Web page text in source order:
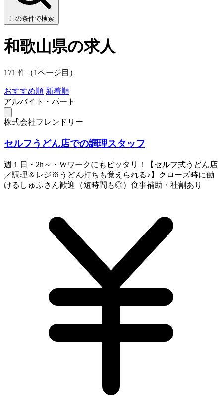
この条件で検索
和歌山県の求人
171 件（1ページ目）
おすすめ順 新着順
アルバイト・パート
株式会社フレンドリー
セルフうどん店での調理スタッフ
週１日・2h～・Wワークにもピッタリ！【セルフ式うどん店
／調理＆レジ※うどん打ちも覚えられる♪】クローズ時に働
けるしゅふさん歓迎（短時間も◎）食事補助・社割あり